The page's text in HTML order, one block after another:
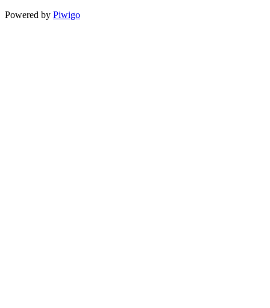
Powered by Piwigo